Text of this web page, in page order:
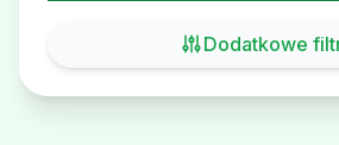
Dodatkowe